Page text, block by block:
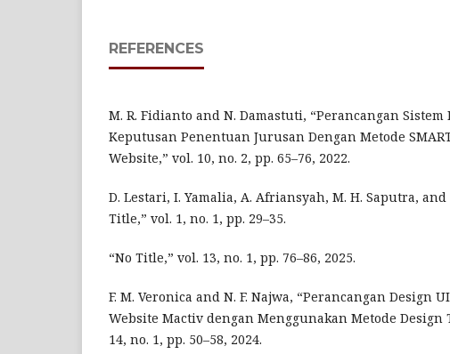
REFERENCES
M. R. Fidianto and N. Damastuti, “Perancangan
Keputusan Penentuan Jurusan Dengan Metode
Website,” vol. 10, no. 2, pp. 65–76, 2022.
D. Lestari, I. Yamalia, A. Afriansyah, M. H. Saputra, and
Title,” vol. 1, no. 1, pp. 29–35.
“No Title,” vol. 13, no. 1, pp. 76–86, 2025.
F. M. Veronica and N. F. Najwa, “Perancangan Design
Website Mactiv dengan Menggunakan Metode Design
14, no. 1, pp. 50–58, 2024.